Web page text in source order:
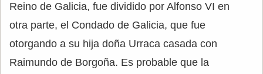
Reino de Galicia, fue dividido por Alfonso VI en
otra parte, el Condado de Galicia, que fue
otorgando a su hija doña Urraca casada con
Raimundo de Borgoña. Es probable que la